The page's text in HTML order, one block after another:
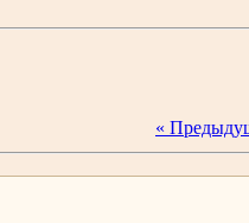
«